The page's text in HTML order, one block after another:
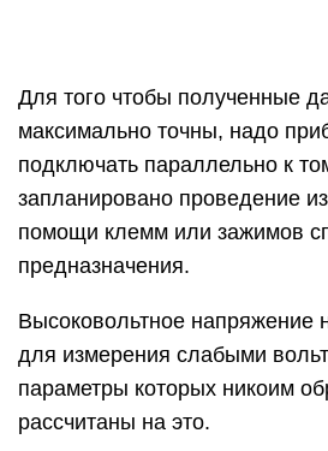
Конструкции и
стрелочных
Вольтметр был смонтирован в
Вид на компоновку деталей
Размеры коробки около
устройства в сборе фото в
Микроамперметр М4200 без